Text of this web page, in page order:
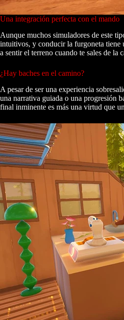
Una integración perfecta con el mando
Aunque muchos simuladores de este
intuitivos, y conducir la furgoneta tiene
a sentir el terreno cuando te sales de la
¿Hay baches en el camino?
A pesar de ser una experiencia
una narrativa guiada o una progresión
final inminente es más una virtud que